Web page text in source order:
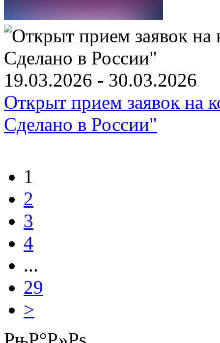
19.03.2026 - 30.03.2026
Открыт прием заявок на
Сделано в России"
1
2
3
4
...
29
>